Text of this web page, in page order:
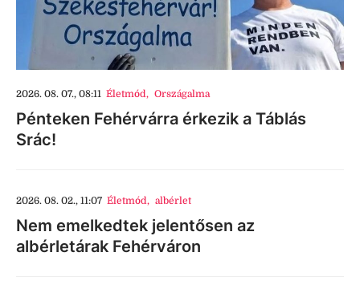
2026. 08. 07., 08:11 Életmód, Országalma
Pénteken Fehérvárra érkezik a Táblás
Srác!
2026. 08. 02., 11:07 Életmód, albérlet
Nem emelkedtek jelentősen az
albérletárak Fehérváron